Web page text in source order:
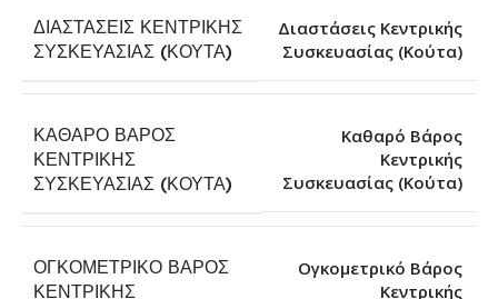
ΔΙΑΣΤΆΣΕΙΣ ΚΕΝΤΡΙΚΉΣ
ΣΥΣΚΕΥΑΣΊΑΣ (ΚΟΎΤΑ)
Διαστάσεις Κεντρικής
Συσκευασίας (Κούτα)
ΚΑΘΑΡΌ ΒΆΡΟΣ
ΚΕΝΤΡΙΚΉΣ
ΣΥΣΚΕΥΑΣΊΑΣ (ΚΟΎΤΑ)
Καθαρό Βάρος
Κεντρικής
Συσκευασίας (Κούτα)
ΟΓΚΟΜΕΤΡΙΚΌ ΒΆΡΟΣ
ΚΕΝΤΡΙΚΉΣ
Ογκομετρικό Βάρος
Κεντρικής